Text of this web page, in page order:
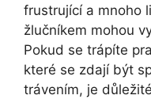
frustrující a mnoho
žlučníkem mohou
Pokud se trápíte
které se zdají být
trávením, je